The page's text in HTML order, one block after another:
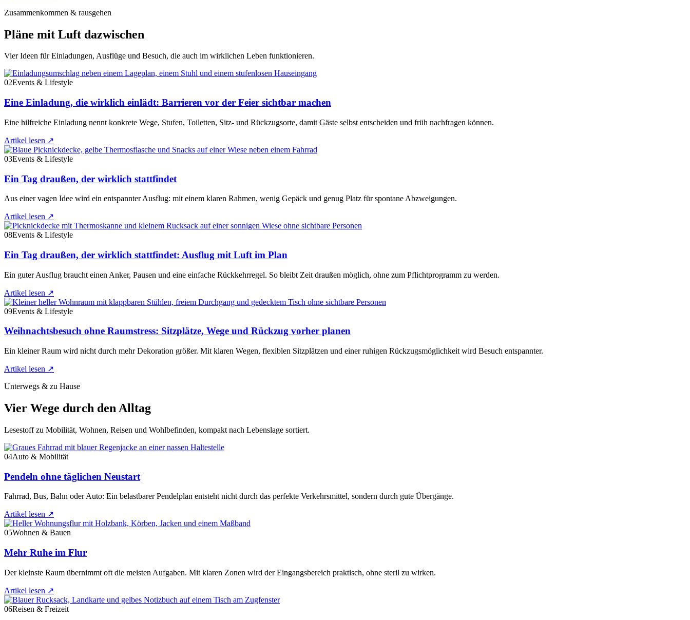
Zusammenkommen & rausgehen
Pläne mit Luft dazwischen
Vier Ideen für Einladungen, Ausflüge und Besuch, die auch im wirklichen Leben funktionieren.
02Events & Lifestyle
Eine Einladung, die wirklich einlädt: Barrieren vor der Feier sichtbar machen
Eine hilfreiche Einladung nennt konkrete Wege, Stufen, Toiletten, Sitz- und Rückzugsorte, damit Gäste selbst entscheiden und früh nachfragen können.
Artikel lesen ↗
03Events & Lifestyle
Ein Tag draußen, der wirklich stattfindet
Aus einer vagen Idee wird ein entspannter Ausflug: mit einem klaren Rahmen, wenig Gepäck und genug Platz für spontane Abzweigungen.
Artikel lesen ↗
08Events & Lifestyle
Ein Tag draußen, der wirklich stattfindet: Ausflug mit Luft im Plan
Ein guter Ausflug braucht einen Anker, Pausen und eine einfache Rückkehrregel. So bleibt Zeit draußen möglich, ohne zum Pflichtprogramm zu werden.
Artikel lesen ↗
09Events & Lifestyle
Weihnachtsbesuch ohne Raumstress: Sitzplätze, Wege und Rückzug vorher planen
Ein kleiner Raum wird nicht durch mehr Dekoration größer. Mit klaren Wegen, flexiblen Sitzplätzen und einer ruhigen Rückzugsmöglichkeit wird Besuch entspannter.
Artikel lesen ↗
Unterwegs & zu Hause
Vier Wege durch den Alltag
Lesestoff zu Mobilität, Wohnen, Reisen und Wohlbefinden, kompakt nach Lebenslage sortiert.
04Auto & Mobilität
Pendeln ohne täglichen Neustart
Fahrrad, Bus, Bahn oder Auto: Ein belastbarer Pendelplan entsteht nicht durch das perfekte Verkehrsmittel, sondern durch gute Übergänge.
Artikel lesen ↗
05Wohnen & Bauen
Mehr Ruhe im Flur
Der kleinste Raum übernimmt oft die meisten Aufgaben. Mit klaren Zonen wird der Eingangsbereich praktisch, ohne steril zu wirken.
Artikel lesen ↗
06Reisen & Freizeit